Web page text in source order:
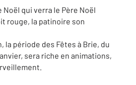
Noël qui verra le Père Noël
rouge, la patinoire son
la période des Fêtes à Brie, du
sera riche en animations,